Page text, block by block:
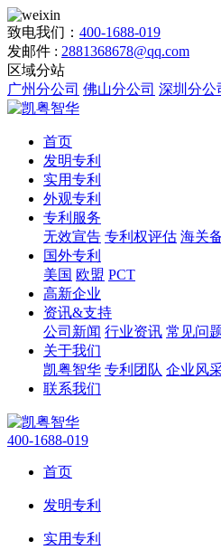
致电我们： 400-1688-019
发邮件 : 2881368678@qq.com
区域分站
广州分公司 佛山分公司 深圳分公
首页
发明专利
实用专利
外观专利
专利服务
无效宣告 专利权评估 海关
国外专利
美国 欧盟 PCT
高新企业
资讯&支持
公司新闻 行业资讯 常见问
关于我们
凯粤智华 专利团队 企业风
联系我们
400-1688-019
首页
发明专利
实用专利